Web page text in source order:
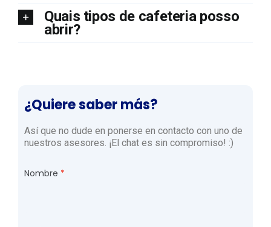
Quais tipos de cafeteria posso
abrir?
¿Quiere saber más?
Así que no dude en ponerse en contacto con uno de
nuestros asesores. ¡El chat es sin compromiso! :)
Nombre